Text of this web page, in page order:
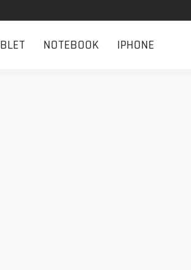
NOTEBOOK IPHONE